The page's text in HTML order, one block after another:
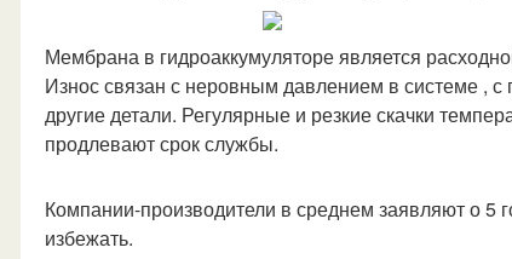
Мембрана в гидроаккумуляторе является
Износ связан с неровным давлением в системе ,
другие детали. Регулярные и резкие скачки
продлевают срок службы.
Компании-производители в среднем заявляют о 5
избежать.